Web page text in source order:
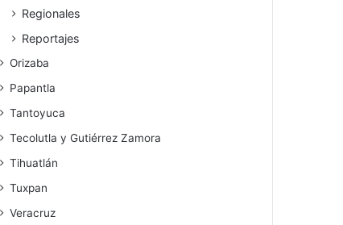
Regionales
Reportajes
Orizaba
Papantla
Tantoyuca
Tecolutla y Gutiérrez Zamora
Tihuatlán
Tuxpan
Veracruz